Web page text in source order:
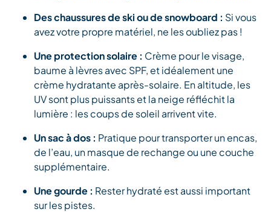
Des chaussures de ski ou de snowboard : Si vous
avez votre propre matériel, ne les oubliez pas !
Une protection solaire : Crème pour le visage,
baume à lèvres avec SPF, et idéalement une
crème hydratante après-solaire. En altitude, les
UV sont plus puissants et la neige réfléchit la
lumière : les coups de soleil arrivent vite.
Un sac à dos : Pratique pour transporter un encas,
de l’eau, un masque de rechange ou une couche
supplémentaire.
Une gourde : Rester hydraté est aussi important
sur les pistes.